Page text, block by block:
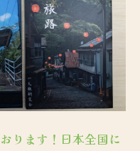
ります！日本全国に